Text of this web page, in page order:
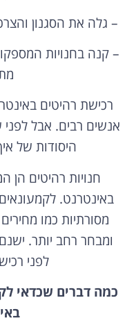
– גלה את הסגנון
רכישת רהיטים
אנשים רבים. אבל
היסודות של
חנויות רהיטים הן
באינטרנט. לקמעונאים
מסורתיות כמו
ומבחר רחב יותר.
לפני
כמה דברים שכדאי